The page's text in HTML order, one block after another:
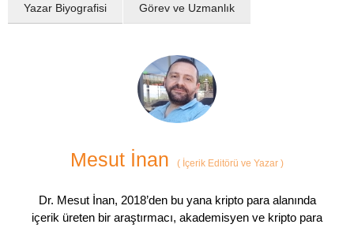
Yazar Biyografisi Görev ve Uzmanlık
Mesut İnan ( İçerik Editörü ve Yazar )
Dr. Mesut İnan, 2018’den bu yana kripto para alanında
içerik üreten bir araştırmacı, akademisyen ve kripto para